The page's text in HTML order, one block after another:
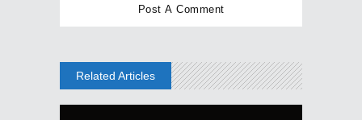
Related Articles